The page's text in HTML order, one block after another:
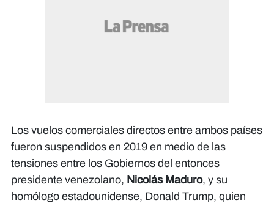
Los vuelos comerciales directos entre ambos países
fueron suspendidos en 2019 en medio de las
tensiones entre los Gobiernos del entonces
presidente venezolano, Nicolás Maduro, y su
homólogo estadounidense, Donald Trump, quien